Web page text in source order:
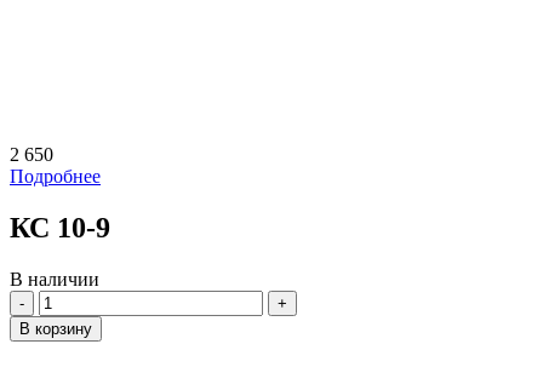
2 650
Подробнее
КС 10-9
В наличии
Количество
В корзину